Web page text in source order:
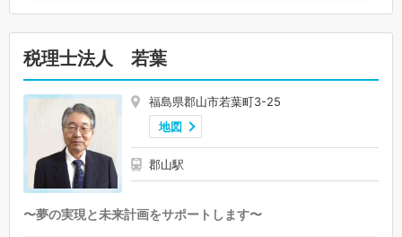
税理士法人 若葉
福島県郡山市若葉町3-25
地図
郡山駅
〜夢の実現と未来計画をサポートします〜